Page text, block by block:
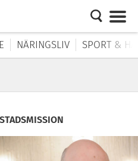
NÄRINGSLIV SPORT &